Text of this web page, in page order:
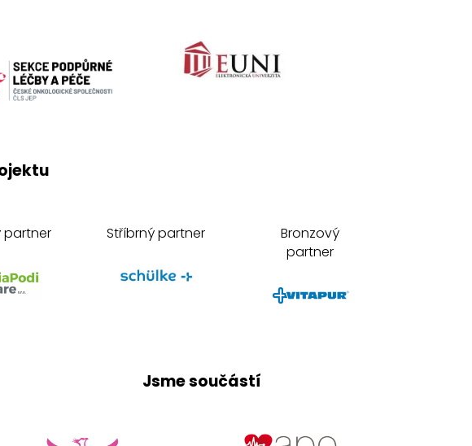
partner Stříbrný partner
Bronzový
partner
Jsme součástí